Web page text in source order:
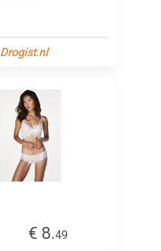
Drogist.nl
€ 8.49